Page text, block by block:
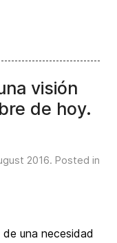
visión
de hoy.
2016. Posted in
una necesidad